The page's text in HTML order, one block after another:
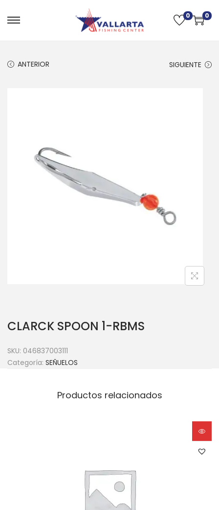
0 0
ANTERIOR SIGUIENTE
CLARCK SPOON 1-RBMS
SKU: 046837003111
Categoría: SEÑUELOS
Productos relacionados